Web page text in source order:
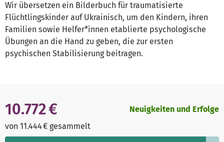
Wir übersetzen ein Bilderbuch für traumatisierte
Flüchtlingskinder auf Ukrainisch, um den Kindern, ihren
Familien sowie Helfer*innen etablierte psychologische
Übungen an die Hand zu geben, die zur ersten
psychischen Stabilisierung beitragen.
10.772 €
von 11.444 € gesammelt
Neuigkeiten und Erfolge